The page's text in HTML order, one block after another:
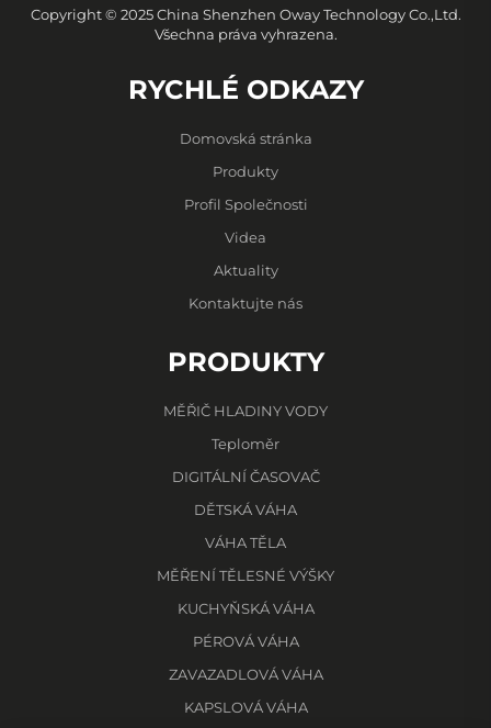
Copyright © 2025 China Shenzhen Oway Technology Co.,Ltd.
Všechna práva vyhrazena.
RYCHLÉ ODKAZY
Domovská stránka
Produkty
Profil Společnosti
Videa
Aktuality
Kontaktujte nás
PRODUKTY
MĚŘIČ HLADINY VODY
Teploměr
DIGITÁLNÍ ČASOVAČ
DĚTSKÁ VÁHA
VÁHA TĚLA
MĚŘENÍ TĚLESNÉ VÝŠKY
KUCHYŇSKÁ VÁHA
PÉROVÁ VÁHA
ZAVAZADLOVÁ VÁHA
KAPSLOVÁ VÁHA